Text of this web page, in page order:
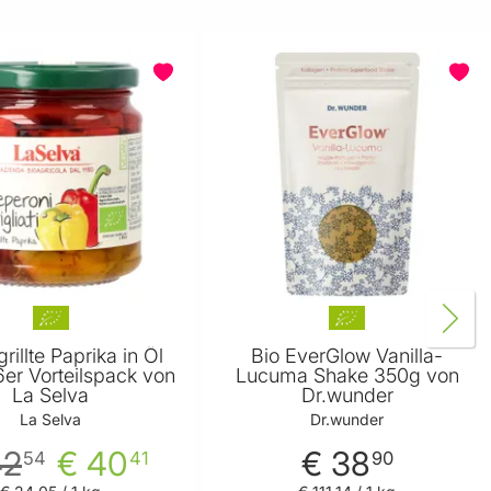
Paprika in Öl
Vorteilspack von
La Selva
La Selva
€ 40 41
54
Bio EverGlow Vanilla-
Lucuma Shake 350g von
Dr.wunder
Dr.wunder
€ 3890